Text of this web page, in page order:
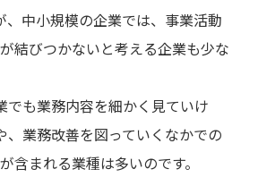
、中小規模の企業では、事業活動
結びつかないと考える企業も少な
でも業務内容を細かく見ていけ
、業務改善を図っていくなかでの
含まれる業種は多いのです。